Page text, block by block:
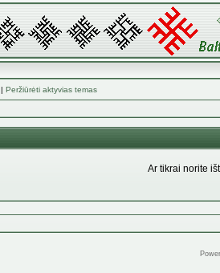
| Peržiūrėti aktyvias temas
Ar tikrai norite